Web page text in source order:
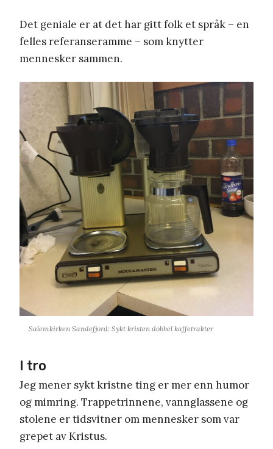
Det geniale er at det har gitt folk et språk – en
felles referanseramme – som knytter
mennesker sammen.
Salemkirken Sandefjord: Sykt kristen dobbel kaffetrakter
I tro
Jeg mener sykt kristne ting er mer enn humor
og mimring. Trappetrinnene, vannglassene og
stolene er tidsvitner om mennesker som var
grepet av Kristus.